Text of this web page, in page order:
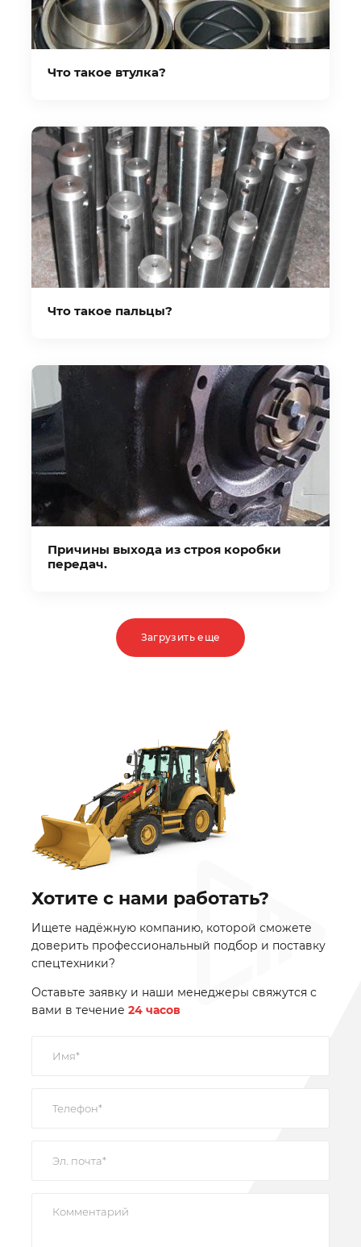
Что такое втулка?
Что такое пальцы?
Причины выхода из строя коробки
передач.
Загрузить еще
Хотите с нами работать?
Ищете надёжную компанию, которой сможете
доверить профессиональный подбор и поставку
спецтехники?
Оставьте заявку и наши менеджеры свяжутся с
вами в течение 24 часов